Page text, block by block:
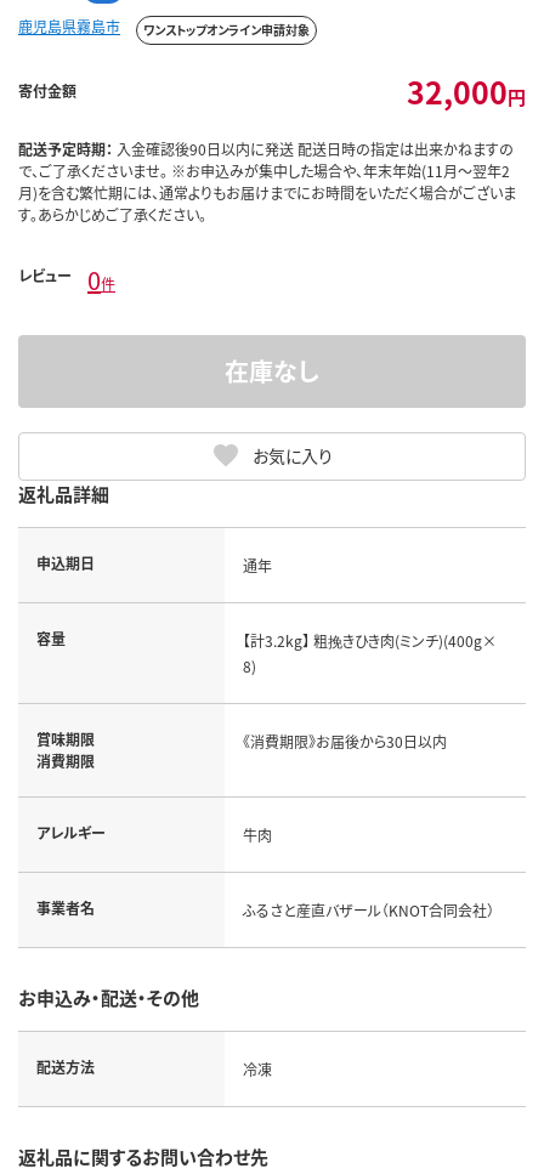
鹿児島県霧島市 ワンストップオンライン申請対象
寄付金額 32,000円
配送予定時期： 入金確認後90日以内に発送 配送日時の指定は出来かねますの
で、ご了承くださいませ。 ※お申込みが集中した場合や、年末年始(11月～翌年2
月)を含む繁忙期には、通常よりもお届けまでにお時間をいただく場合がございま
す。あらかじめご了承ください。
レビュー 0件
お気に入り
在庫なし
返礼品詳細
申込期日 通年
容量
【計3.2kg】 粗挽きひき肉(ミンチ)(400g×
8)
賞味期限
消費期限
《消費期限》お届後から30日以内
アレルギー 牛肉
事業者名 ふるさと産直バザール（KNOT合同会社）
お申込み・配送・その他
配送方法 冷凍
返礼品に関するお問い合わせ先